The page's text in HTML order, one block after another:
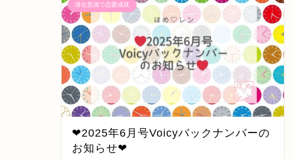
潜在意識で恋愛成就
❤2025年6月号Voicyバックナンバーの
お知らせ❤